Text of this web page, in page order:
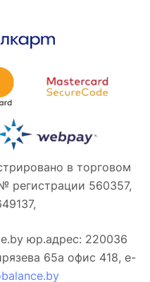
в торговом
регистрации 560357,
юр.адрес: 220036
65а офис 418, e-